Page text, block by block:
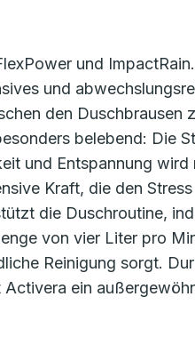
und
und
den Duschbrausen
belebend: Die
und Entspannung wird
Kraft, die den
die Duschroutine,
von vier Liter pro
Reinigung sorgt.
ein